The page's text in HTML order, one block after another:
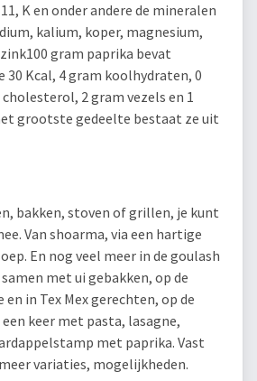
K en onder andere de mineralen
kalium, koper, magnesium,
gram paprika bevat
30 Kcal, 4 gram koolhydraten, 0
2 gram vezels en 1
grootste gedeelte bestaat ze uit
bakken, stoven of grillen, je kunt
Van shoarma, via een hartige
En nog veel meer in de goulash
met ui gebakken, op de
en in Tex Mex gerechten, op de
keer met pasta, lasagne,
met paprika. Vast
variaties, mogelijkheden.